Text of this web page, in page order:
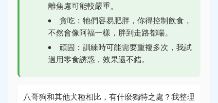
離焦慮可能較嚴重。
貪吃：牠們容易肥胖，你得控制飲食，
不然會像阿福一樣，胖到走路都喘。
頑固：訓練時可能需要重複多次，我試
過用零食誘惑，效果還不錯。
八哥狗和其他犬種相比，有什麼獨特之處？我整理